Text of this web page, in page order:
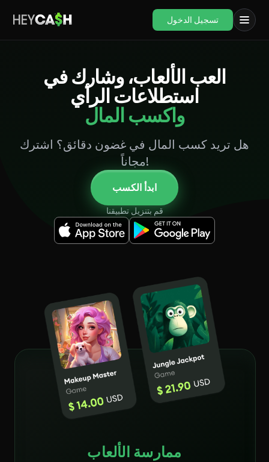
تسجيل الدخول
العب الألعاب، وشارك في
استطلاعات الرأي
واكسب المال
هل تريد كسب المال في غضون دقائق؟ اشترك
مجاناً!
ابدأ الكسب
قم بتنزيل تطبيقنا
ممارسة الألعاب